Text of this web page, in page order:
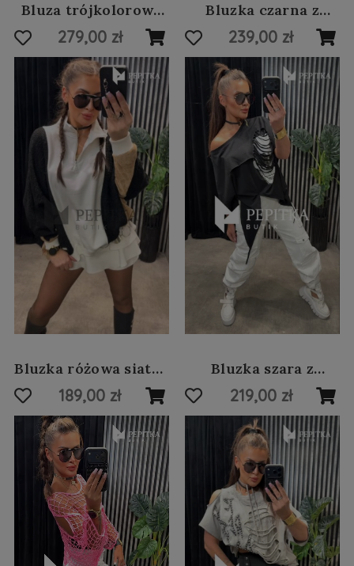
Bluza trójkolorowa
oversize #39
279,00 zł
Bluzka czarna z
czachą #106
239,00 zł
Bluzka różowa siatka
z opaską #109
189,00 zł
Bluzka szara z
aplikacjami #98
219,00 zł